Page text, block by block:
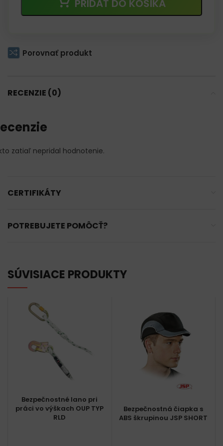
PRIDAŤ DO KOŠÍKA
Porovnať produkt
RECENZIE (0)
zatiaľ nepridal hodnotenie.
CERTIFIKÁTY
POTREBUJETE POMÔCŤ?
SÚVISIACE PRODUKTY
Bezpečnostné lano pri
práci vo výškach OUP TYP
RLD
Bezpečnostná čiapka s
ABS škrupinou JSP SHORT